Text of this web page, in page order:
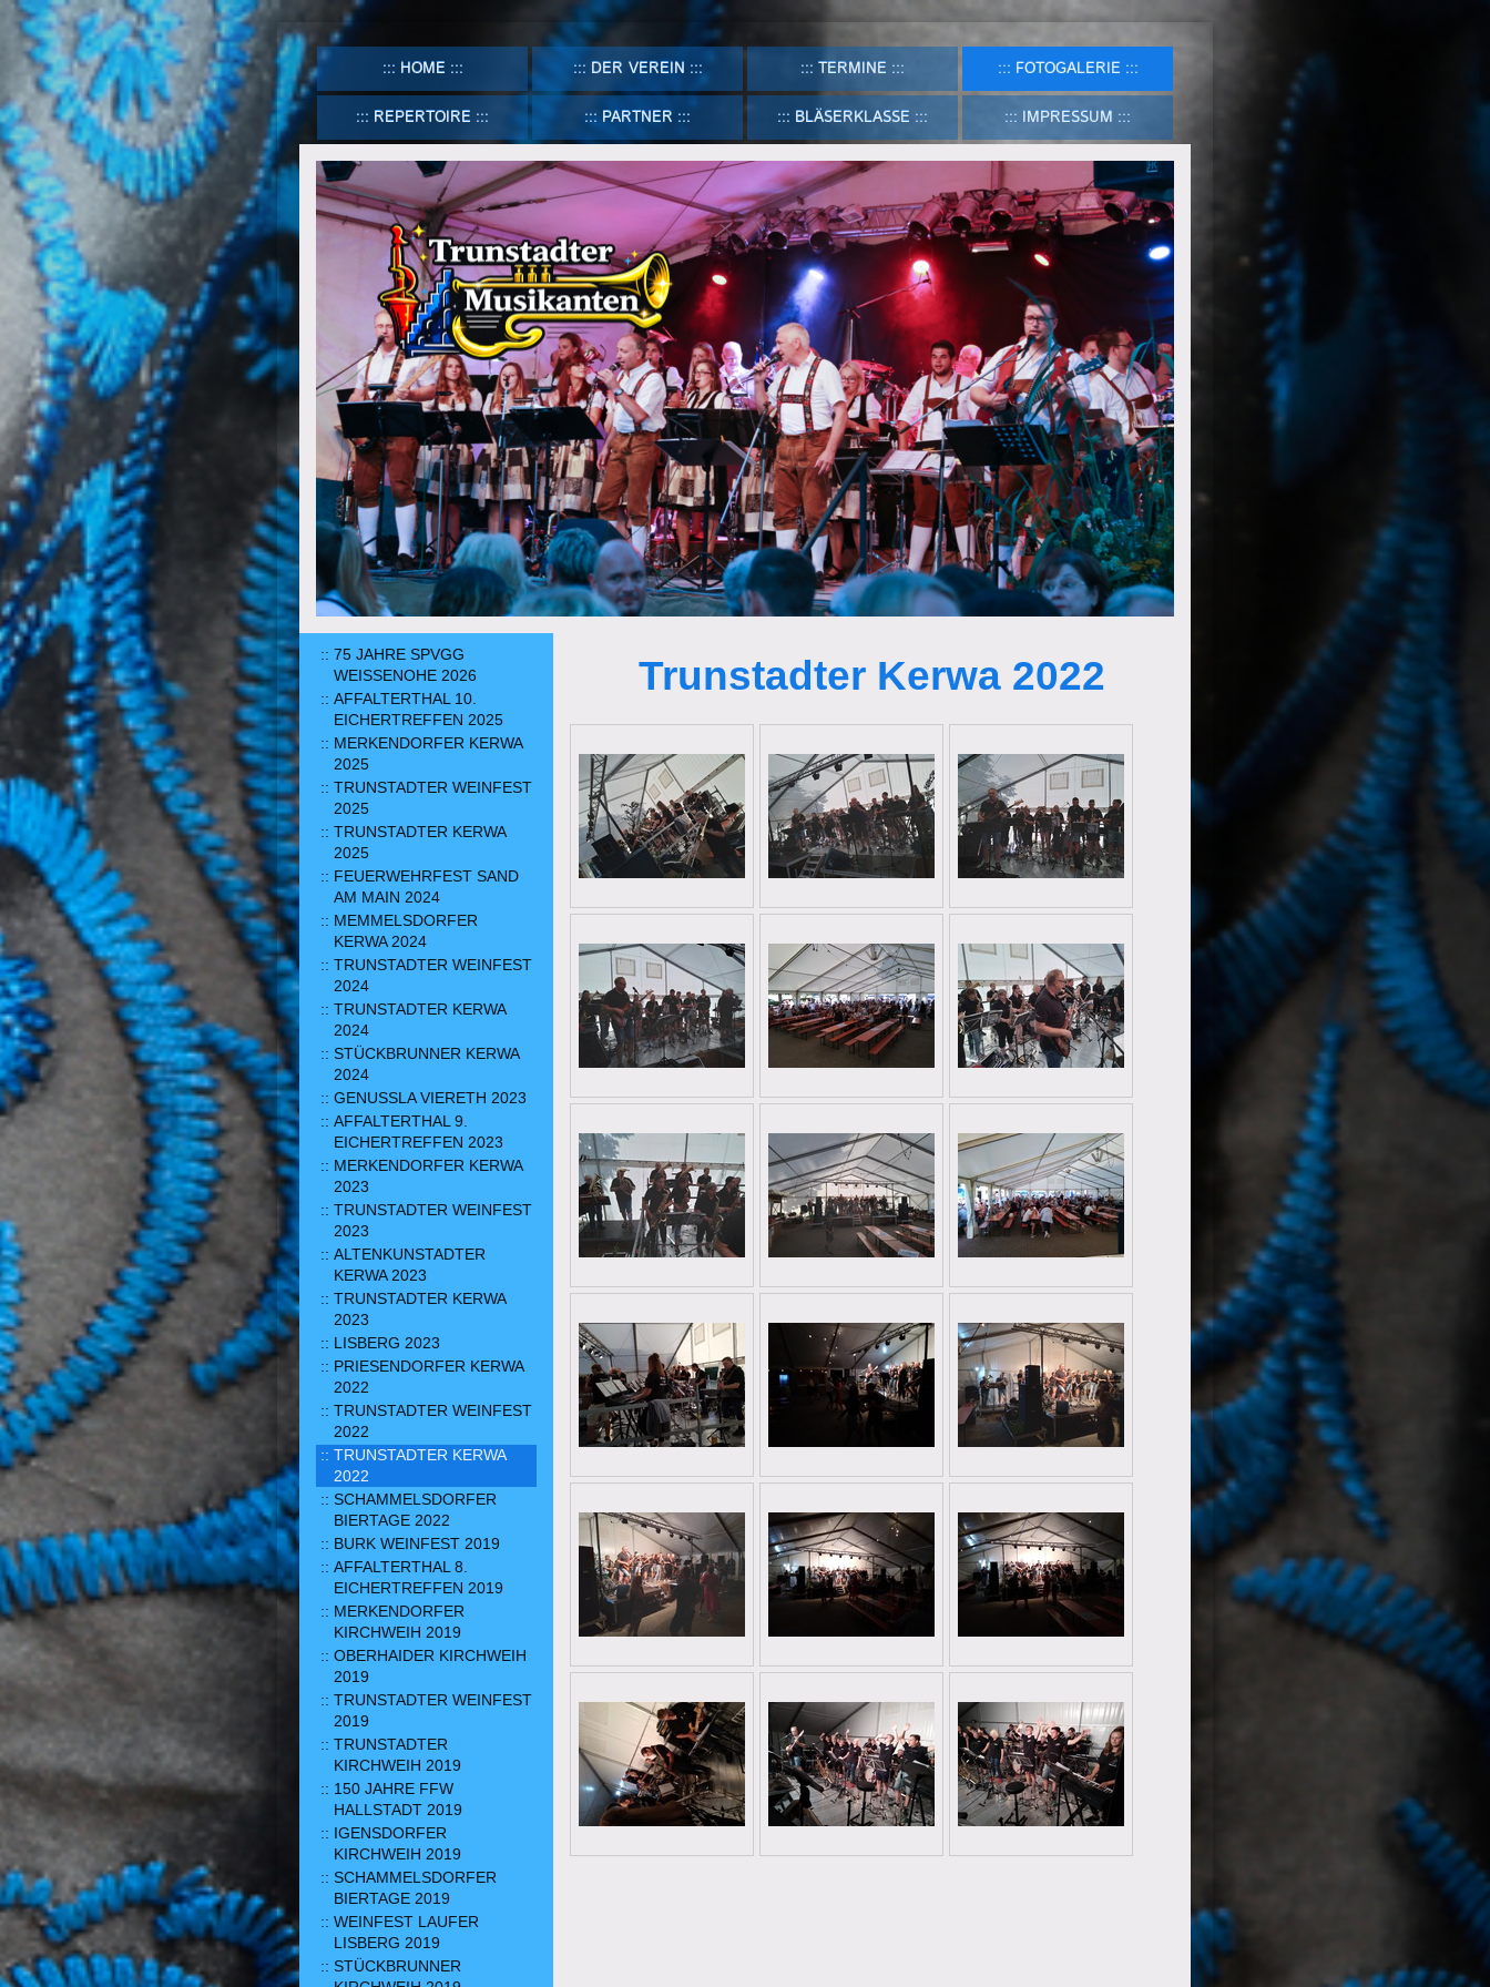
HOME DER VEREIN TERMINE FOTOGALERIE
REPERTOIRE PARTNER BLÄSERKLASSE IMPRESSUM
Trunstadter Kerwa 2022
75 JAHRE SPVGG
WEISSENOHE 2026
AFFALTERTHAL 10.
EICHERTREFFEN 2025
MERKENDORFER KERWA
2025
TRUNSTADTER WEINFEST
2025
TRUNSTADTER KERWA
2025
FEUERWEHRFEST SAND
AM MAIN 2024
MEMMELSDORFER
KERWA 2024
TRUNSTADTER WEINFEST
2024
TRUNSTADTER KERWA
2024
STÜCKBRUNNER KERWA
2024
GENUSSLA VIERETH 2023
AFFALTERTHAL 9.
EICHERTREFFEN 2023
MERKENDORFER KERWA
2023
TRUNSTADTER WEINFEST
2023
ALTENKUNSTADTER
KERWA 2023
TRUNSTADTER KERWA
2023
LISBERG 2023
PRIESENDORFER KERWA
2022
TRUNSTADTER WEINFEST
2022
TRUNSTADTER KERWA
2022
SCHAMMELSDORFER
BIERTAGE 2022
BURK WEINFEST 2019
AFFALTERTHAL 8.
EICHERTREFFEN 2019
MERKENDORFER
KIRCHWEIH 2019
OBERHAIDER KIRCHWEIH
2019
TRUNSTADTER WEINFEST
2019
TRUNSTADTER
KIRCHWEIH 2019
150 JAHRE FFW
HALLSTADT 2019
IGENSDORFER
KIRCHWEIH 2019
SCHAMMELSDORFER
BIERTAGE 2019
WEINFEST LAUFER
LISBERG 2019
STÜCKBRUNNER